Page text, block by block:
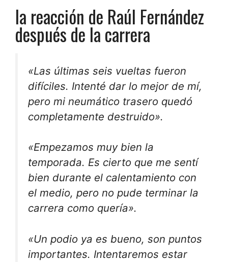
la reacción de Raúl Fernández
después de la carrera
«Las últimas seis vueltas fueron
difíciles. Intenté dar lo mejor de mí,
pero mi neumático trasero quedó
completamente destruido».
«Empezamos muy bien la
temporada. Es cierto que me sentí
bien durante el calentamiento con
el medio, pero no pude terminar la
carrera como quería».
«Un podio ya es bueno, son puntos
importantes. Intentaremos estar